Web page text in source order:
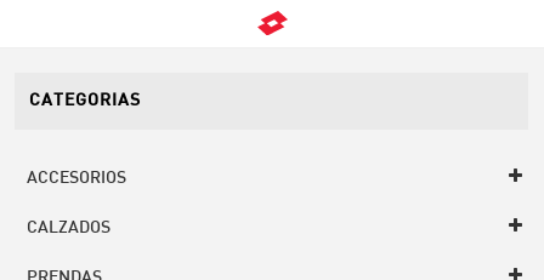
CATEGORIAS
ACCESORIOS
CALZADOS